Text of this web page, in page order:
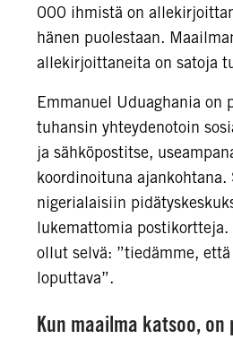
000 ihmistä on
hänen puolestaan.
allekirjoittaneita on satoja
Emmanuel Uduaghania on
tuhansin yhteydenotoin
ja sähköpostitse,
koordinoituna ajankohtana.
nigerialaisiin
lukemattomia
ollut selvä: ”tiedämme,
loputtava”.
Kun maailma katsoo,